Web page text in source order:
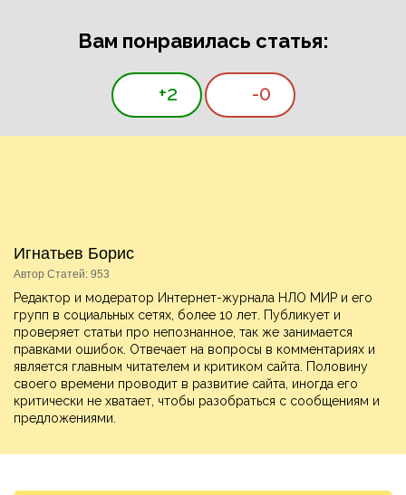
Вам понравилась статья:
+2 -0
Игнатьев Борис
Автор Статей: 953
Редактор и модератор Интернет-журнала НЛО МИР и его
групп в социальных сетях, более 10 лет. Публикует и
проверяет статьи про непознанное, так же занимается
правками ошибок. Отвечает на вопросы в комментариях и
является главным читателем и критиком сайта. Половину
своего времени проводит в развитие сайта, иногда его
критически не хватает, чтобы разобраться с сообщениям и
предложениями.